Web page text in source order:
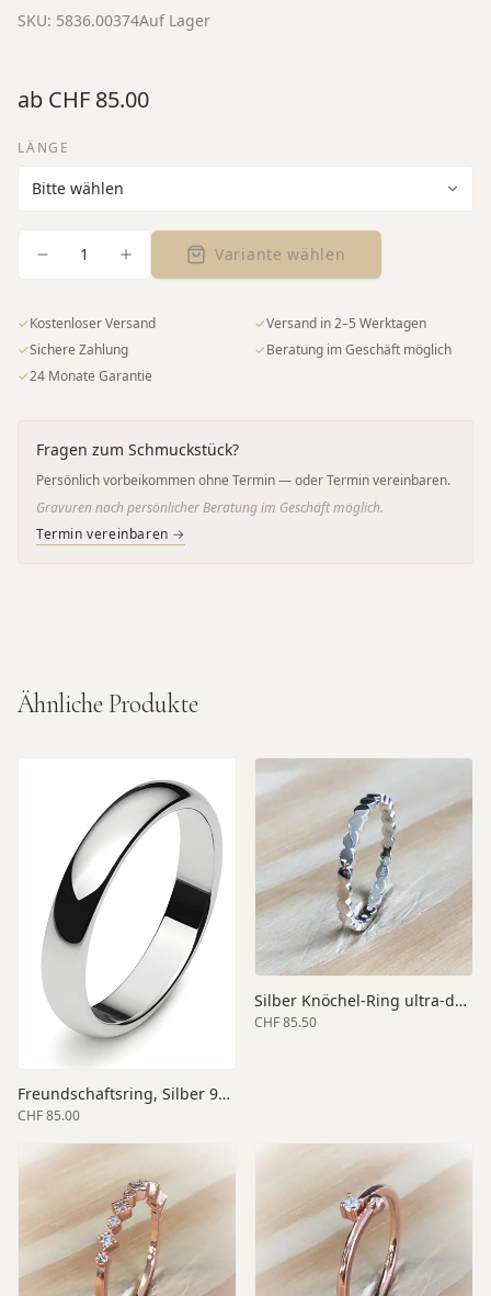
SKU: 5836.00374Auf Lager
ab CHF 85.00
LÄNGE
1 Variante wählen
✓Kostenloser Versand ✓Versand in 2–5 Werktagen
✓Sichere Zahlung ✓Beratung im Geschäft möglich
✓24 Monate Garantie
Fragen zum Schmuckstück?
Persönlich vorbeikommen ohne Termin — oder Termin vereinbaren.
Gravuren nach persönlicher Beratung im Geschäft möglich.
Termin vereinbaren →
Ähnliche Produkte
Freundschaftsring, Silber 925, 4mm Breite, poliert
CHF 85.00
Silber Knöchel-Ring ultra-dünn
CHF 85.50